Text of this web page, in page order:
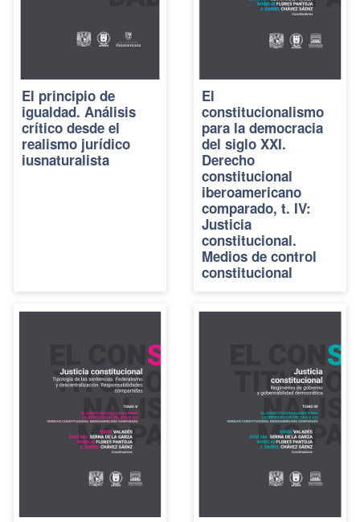
El principio de
igualdad. Análisis
crítico desde el
realismo jurídico
iusnaturalista
El
constitucionalismo
para la democracia
del siglo XXI.
Derecho
constitucional
iberoamericano
comparado, t. IV:
Justicia
constitucional.
Medios de control
constitucional